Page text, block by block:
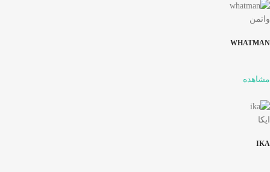
واتمن
WHATMAN
مشاهده
ایکا
IKA